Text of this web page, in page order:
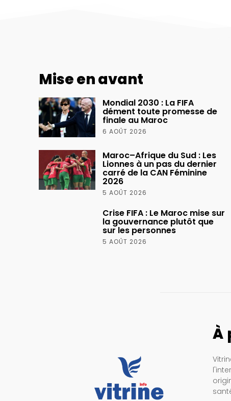
Mise en avant
Mondial 2030 : La FIFA
dément toute promesse de
finale au Maroc
6 AOÛT 2026
Maroc–Afrique du Sud : Les
Lionnes à un pas du dernier
carré de la CAN Féminine
2026
5 AOÛT 2026
Crise FIFA : Le Maroc mise sur
la gouvernance plutôt que
sur les personnes
5 AOÛT 2026
À